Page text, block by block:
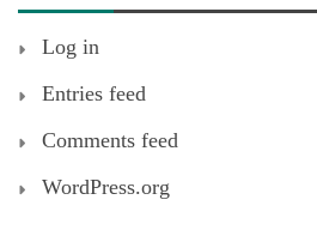
Log in
Entries feed
Comments feed
WordPress.org